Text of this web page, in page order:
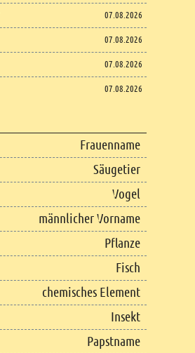
07.08.2026
07.08.2026
07.08.2026
07.08.2026
Frauenname
Säugetier
Vogel
männlicher Vorname
Pflanze
Fisch
chemisches Element
Insekt
Papstname